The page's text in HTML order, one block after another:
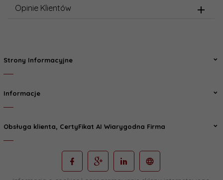
Opinie Klientów
Strony Informacyjne
Informacje
Obsługa klienta, CertyFikat AI Wiarygodna Firma